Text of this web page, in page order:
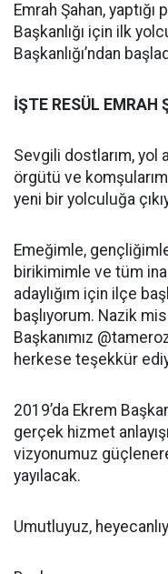
Emrah Şahan,
Başkanlığı için ilk
Başkanlığı’ndan
İŞTE RESÜL EMRAH
Sevgili dostlarım, yol
örgütü ve
yeni bir yolculuğa
Emeğimle,
birikimimle ve tüm
adaylığım için ilçe
başlıyorum. Nazik
Başkanımız
herkese teşekkür
2019’da Ekrem
gerçek hizmet
vizyonumuz
yayılacak.
Umutluyuz,